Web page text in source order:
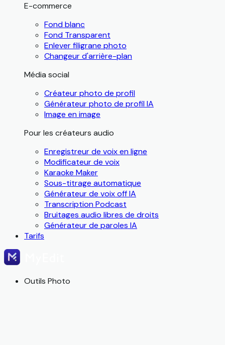
E-commerce
Fond blanc
Fond Transparent
Enlever filigrane photo
Changeur d'arrière-plan
Média social
Créateur photo de profil
Générateur photo de profil IA
Image en image
Pour les créateurs audio
Enregistreur de voix en ligne
Modificateur de voix
Karaoke Maker
Sous-titrage automatique
Générateur de voix off IA
Transcription Podcast
Bruitages audio libres de droits
Générateur de paroles IA
Tarifs
Outils Photo